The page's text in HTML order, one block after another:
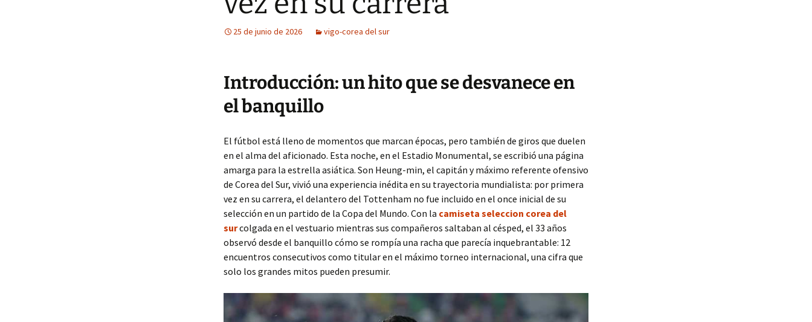
25 de junio de 2026 vigo-corea del sur
Introducción: un hito que se desvanece en
el banquillo
El fútbol está lleno de momentos que marcan épocas, pero también de giros que duelen
en el alma del aficionado. Esta noche, en el Estadio Monumental, se escribió una página
amarga para la estrella asiática. Son Heung-min, el capitán y máximo referente ofensivo
de Corea del Sur, vivió una experiencia inédita en su trayectoria mundialista: por primera
vez en su carrera, el delantero del Tottenham no fue incluido en el once inicial de su
selección en un partido de la Copa del Mundo. Con la camiseta seleccion corea del
surcolgada en el vestuario mientras sus compañeros saltaban al césped, el 33 años
observó desde el banquillo cómo se rompía una racha que parecía inquebrantable: 12
encuentros consecutivos como titular en el máximo torneo internacional, una cifra que
solo los grandes mitos pueden presumir.